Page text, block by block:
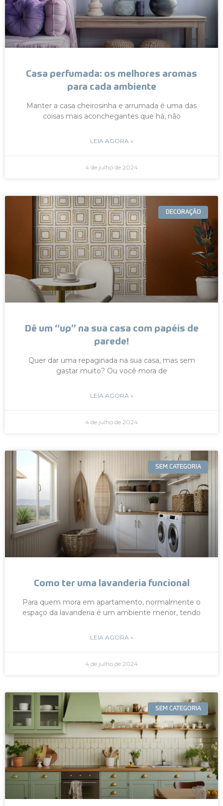
Casa perfumada: os melhores aromas
para cada ambiente
Manter a casa cheirosinha e arrumada é uma das
coisas mais aconchegantes que há, não
LEIA AGORA »
4 de julho de 2024
DECORAÇÃO
Dê um “up” na sua casa com papéis de
parede!
Quer dar uma repaginada na sua casa, mas sem
gastar muito? Ou você mora de
LEIA AGORA »
4 de julho de 2024
SEM CATEGORIA
Como ter uma lavanderia funcional
Para quem mora em apartamento, normalmente o
espaço da lavanderia é um ambiente menor, tendo
LEIA AGORA »
4 de julho de 2024
SEM CATEGORIA